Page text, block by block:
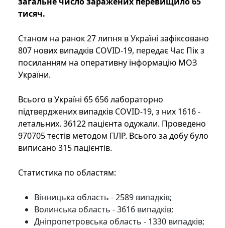
тисяч.
Станом на ранок 27 липня в Україні зафіксовано
807 нових випадків COVID-19, передає Час Пік з
посиланням на оперативну інформацію МОЗ
України.
Всього в Україні 65 656 лабораторно
підтверджених випадків COVID-19, з них 1616 -
летальних. 36122 пацієнта одужали. Проведено
970705 тестів методом ПЛР. Всього за добу було
виписано 315 пацієнтів.
Статистика по областям:
Вінницька область - 2589 випадків;
Волинська область - 3616 випадків;
Дніпропетровська область - 1330 випадків;